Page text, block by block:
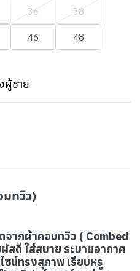
36
38
46
48
ผู้ชาย
มทวิว)
ากผ้าคอมทวิว ( Combed
สดี ใส่สบาย ระบายอากาศ
ซน์ทรงสุภาพ เรียบหรู